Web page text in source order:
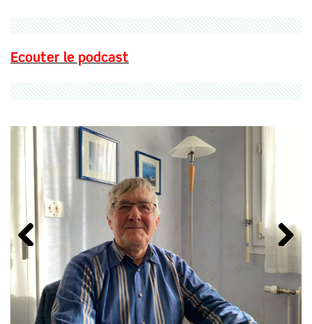
Ecouter le podcast
Previous